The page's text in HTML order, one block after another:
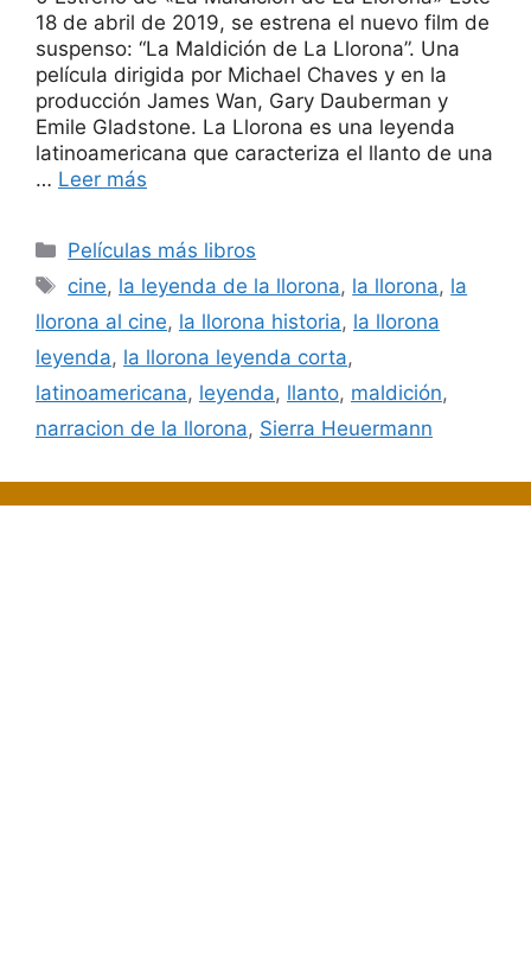
18 de abril de 2019, se estrena el nuevo film de
suspenso: “La Maldición de La Llorona”. Una
película dirigida por Michael Chaves y en la
producción James Wan, Gary Dauberman y
Emile Gladstone. La Llorona es una leyenda
latinoamericana que caracteriza el llanto de una
… Leer más
Categorías
Películas más libros
Etiquetas
cine, la leyenda de la llorona, la llorona, la
llorona al cine, la llorona historia, la llorona
leyenda, la llorona leyenda corta,
latinoamericana, leyenda, llanto, maldición,
narracion de la llorona, Sierra Heuermann